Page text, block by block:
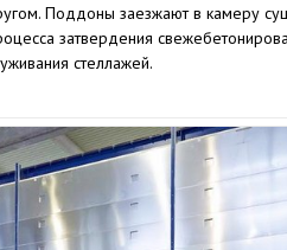
Поддоны заезжают в камеру
затвердения
стеллажей.